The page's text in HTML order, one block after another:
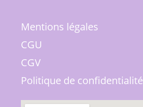
Mentions légales
CGU
CGV
Politique de confidentialité